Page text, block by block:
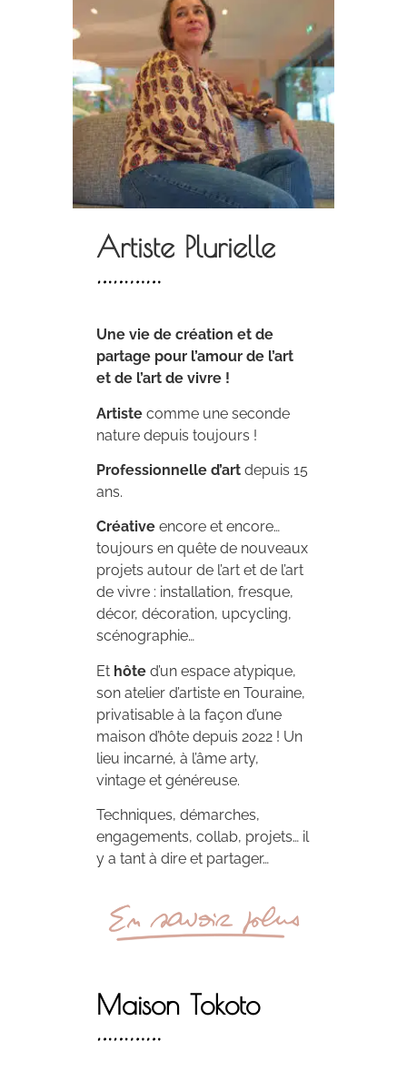
Artiste Plurielle
Une vie de création et de
partage pour l’amour de l’art
et de l’art de vivre !
Artiste comme une seconde
nature depuis toujours !
Professionnelle d’art depuis 15
ans.
Créative encore et encore…
toujours en quête de nouveaux
projets autour de l’art et de l’art
de vivre : installation, fresque,
décor, décoration, upcycling,
scénographie…
Et hôte d’un espace atypique,
son atelier d’artiste en Touraine,
privatisable à la façon d’une
maison d’hôte depuis 2022 ! Un
lieu incarné, à l’âme arty,
vintage et généreuse.
Techniques, démarches,
engagements, collab, projets… il
y a tant à dire et partager…
Maison Tokoto